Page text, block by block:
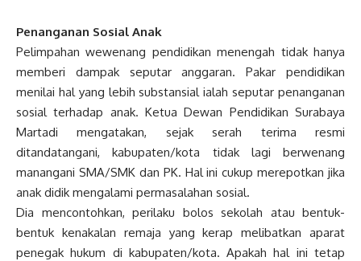
Penanganan Sosial Anak
Pelimpahan wewenang pendidikan menengah tidak hanya
memberi dampak seputar anggaran. Pakar pendidikan
menilai hal yang lebih substansial ialah seputar penanganan
sosial terhadap anak. Ketua Dewan Pendidikan Surabaya
Martadi mengatakan, sejak serah terima resmi
ditandatangani,
kabupaten/kota tidak lagi berwenang
manangani SMA/SMK dan PK. Hal ini cukup merepotkan jika
anak didik mengalami permasalahan sosial.
Dia mencontohkan, perilaku bolos sekolah atau bentuk-
bentuk kenakalan remaja yang kerap melibatkan aparat
penegak hukum di kabupaten/kota. Apakah hal ini tetap